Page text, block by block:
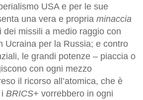
USA e per le sue
una vera e propria minaccia
dei missili a medio raggio con
Ucraina per la Russia; e contro
le grandi potenze – piaccia o
con ogni mezzo
il ricorso all’atomica, che è
BRICS+ vorrebbero in ogni